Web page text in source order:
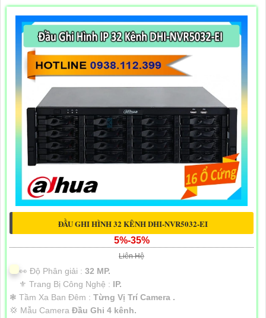
ĐẦU GHI HÌNH 32 KÊNH DHI-NVR5032-EI
5%-35%
Liên Hệ
️👀 Độ Phân giải : 32 MP.
⚜️ Trang Bị Công Nghệ : IP.
❃ Tầm Xa Ban Đêm : Từng Vị Trí Camera .
💢 Mẫu Camera Đầu Ghi 4 kênh.